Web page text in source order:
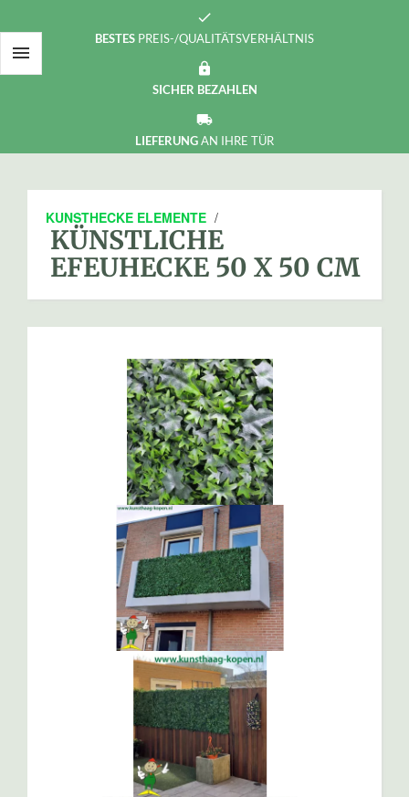

check
BESTES PREIS-/QUALITÄTSVERHÄLTNIS
https
SICHER BEZAHLEN
local_shipping
LIEFERUNGAN IHRE TÜR
KUNSTHECKE ELEMENTE /
KÜNSTLICHE
EFEUHECKE 50 X 50 CM